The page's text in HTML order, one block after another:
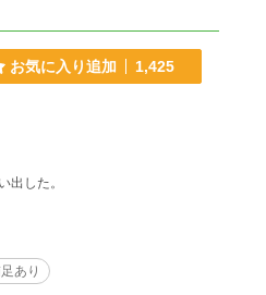
お気に入り追加 1,425
娘を追い出した。
あり